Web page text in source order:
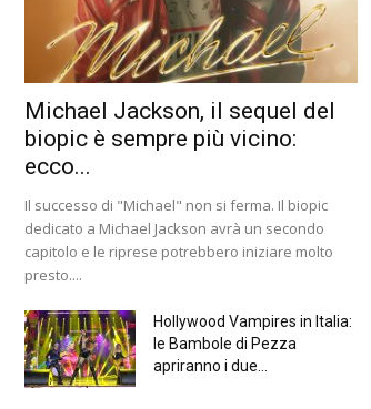
Michael Jackson, il sequel del
biopic è sempre più vicino:
ecco...
Il successo di "Michael" non si ferma. Il biopic
dedicato a Michael Jackson avrà un secondo
capitolo e le riprese potrebbero iniziare molto
presto....
Hollywood Vampires in Italia:
le Bambole di Pezza
apriranno i due...